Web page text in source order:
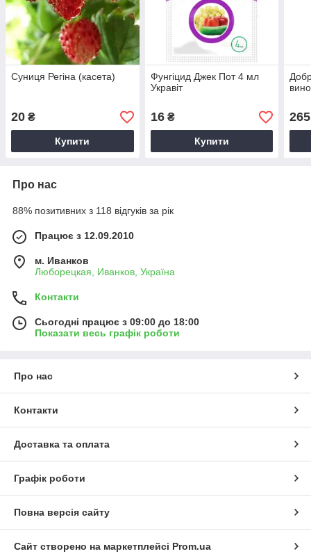
Суниця Регіна (касета)
20 ₴
Купити
Фунгіцид Джек Пот 4 мл
Укравіт
16₴
Купити
265
Про нас
88% позитивних з 118 відгуків за рік
Працює з 12.09.2010
м. Иванков
Люборецкая, Иванков, Україна
Контакти
Сьогодні працює з 09:00 до 18:00
Показати весь графік роботи
Про нас
Контакти
Доставка та оплата
Графік роботи
Повна версія сайту
Сайт створено на маркетплейсі Prom.ua